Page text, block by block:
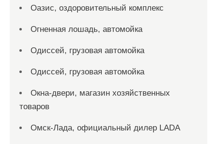
Оазис, оздоровительный комплекс
Огненная лошадь, автомойка
Одиссей, грузовая автомойка
Одиссей, грузовая автомойка
Окна-двери, магазин хозяйственных
товаров
Омск-Лада, официальный дилер LADA